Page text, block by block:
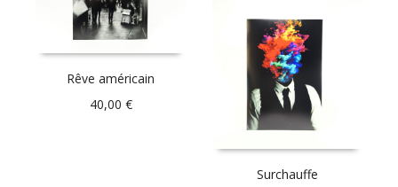
Rêve américain
40,00 €
Surchauffe